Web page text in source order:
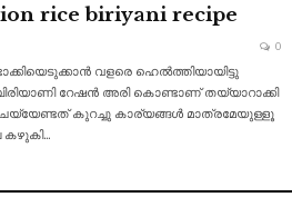
rice biriyani recipe
0
വളരെ ഹെൽത്തിയായിട്ടു
റേഷൻ അരി കൊണ്ടാണ് തയ്യാറാക്കി
കുറച്ചു കാര്യങ്ങൾ മാത്രമേയുള്ളൂ
കഴുകി…